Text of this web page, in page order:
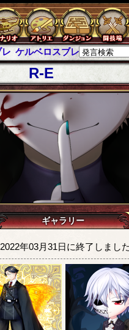
ロスブレイド スパイラス
R-E
ギャラリー
年03月31日に終了しまし